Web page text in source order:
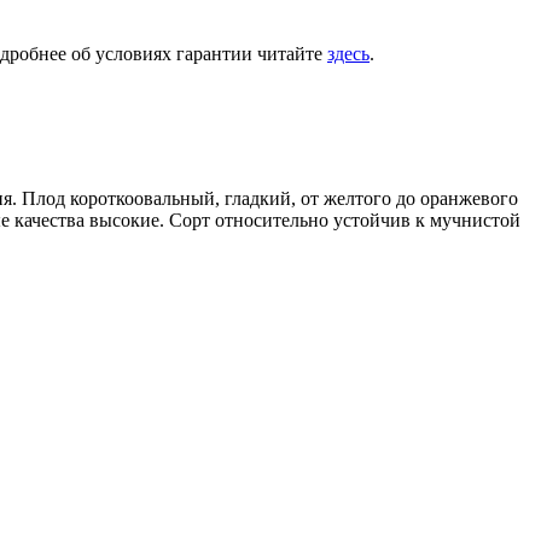
об условиях гарантии читайте здесь.
Плод короткоовальный, гладкий, от желтого до оранжевого
качества высокие. Сорт относительно устойчив к мучнистой